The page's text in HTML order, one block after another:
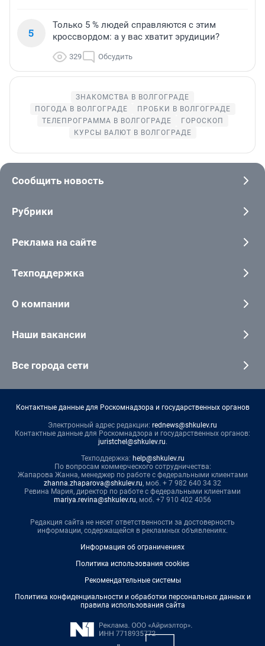
5
Только 5 % людей справляются с этим
кроссвордом: а у вас хватит эрудиции?
329 Обсудить
ЗНАКОМСТВА В ВОЛГОГРАДЕ
ПОГОДА В ВОЛГОГРАДЕ
ПРОБКИ В ВОЛГОГРАДЕ
ТЕЛЕПРОГРАММА В ВОЛГОГРАДЕ
ГОРОСКОП
КУРСЫ ВАЛЮТ В ВОЛГОГРАДЕ
Сообщить новость
Рубрики
Реклама на сайте
Техподдержка
О компании
Наши вакансии
Все города сети
Контактные данные для Роскомнадзора и государственных органов
Электронный адрес редакции: rednews@shkulev.ru
Контактные данные для Роскомнадзора и государственных органов:
juristchel@shkulev.ru.
Техподдержка: help@shkulev.ru
По вопросам коммерческого сотрудничества:
Жапарова Жанна, менеджер по работе с федеральными клиентами
zhanna.zhaparova@shkulev.ru, моб. + 7 982 640 34 32
Ревина Мария, директор по работе с федеральными клиентами
mariya.revina@shkulev.ru, моб. +7 910 402 4056
Редакция сайта не несет ответственности за достоверность
информации, содержащейся в рекламных объявлениях.
Информация об ограничениях
Политика использования cookies
Рекомендательные системы
Политика конфиденциальности и обработки персональных данных и
правила использования сайта